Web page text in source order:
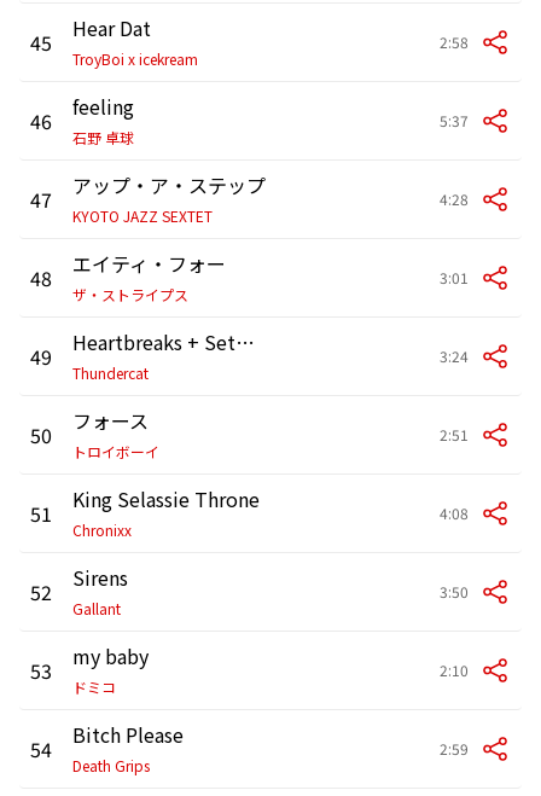
45 Hear Dat
TroyBoi x icekream
2:58
46 feeling
石野 卓球
5:37
47 アップ・ア・ステップ
KYOTO JAZZ SEXTET
4:28
48 エイティ・フォー
ザ・ストライプス
3:01
49 Heartbreaks + Setbacks
Thundercat
3:24
50 フォース
トロイボーイ
2:51
51 King Selassie Throne
Chronixx
4:08
52 Sirens
Gallant
3:50
53 my baby
ドミコ
2:10
54 Bitch Please
Death Grips
2:59